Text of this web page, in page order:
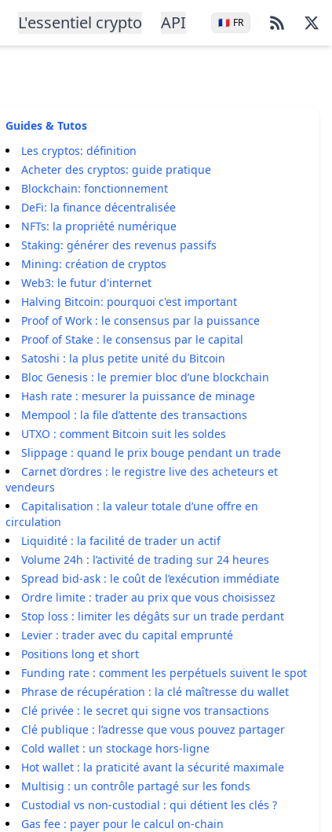
L'essentiel crypto API 🇫🇷 FR
Guides & Tutos
Les cryptos: définition
Acheter des cryptos: guide pratique
Blockchain: fonctionnement
DeFi: la finance décentralisée
NFTs: la propriété numérique
Staking: générer des revenus passifs
Mining: création de cryptos
Web3: le futur d'internet
Halving Bitcoin: pourquoi c'est important
Proof of Work : le consensus par la puissance
Proof of Stake : le consensus par le capital
Satoshi : la plus petite unité du Bitcoin
Bloc Genesis : le premier bloc d’une blockchain
Hash rate : mesurer la puissance de minage
Mempool : la file d’attente des transactions
UTXO : comment Bitcoin suit les soldes
Slippage : quand le prix bouge pendant un trade
Carnet d’ordres : le registre live des acheteurs et
vendeurs
Capitalisation : la valeur totale d’une offre en
circulation
Liquidité : la facilité de trader un actif
Volume 24h : l’activité de trading sur 24 heures
Spread bid-ask : le coût de l’exécution immédiate
Ordre limite : trader au prix que vous choisissez
Stop loss : limiter les dégâts sur un trade perdant
Levier : trader avec du capital emprunté
Positions long et short
Funding rate : comment les perpétuels suivent le spot
Phrase de récupération : la clé maîtresse du wallet
Clé privée : le secret qui signe vos transactions
Clé publique : l’adresse que vous pouvez partager
Cold wallet : un stockage hors-ligne
Hot wallet : la praticité avant la sécurité maximale
Multisig : un contrôle partagé sur les fonds
Custodial vs non-custodial : qui détient les clés ?
Gas fee : payer pour le calcul on-chain